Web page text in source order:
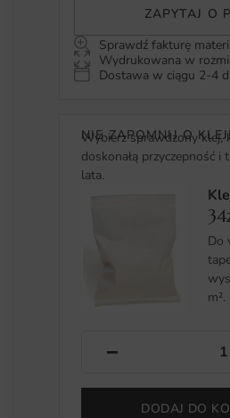
ZAPYTAJ O
Sprawdź fakturę
Wydrukowana w
Dostawa w ciągu 2-4
NIE ZAPOMNIJ O
Wybierz sprawdzony klej,
doskonałą przyczepność i
lata.
Do
m².
−
DODAJ DO